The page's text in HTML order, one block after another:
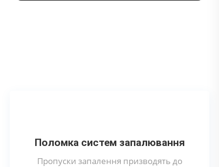
Поломка систем запалювання
Пропуски запалення призводять до